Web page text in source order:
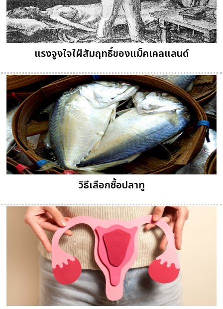
แรงจูงใจใฝ่สัมฤทธิ์ของแม็คเคลแลนด์
วิธีเลือกซื้อปลาทู